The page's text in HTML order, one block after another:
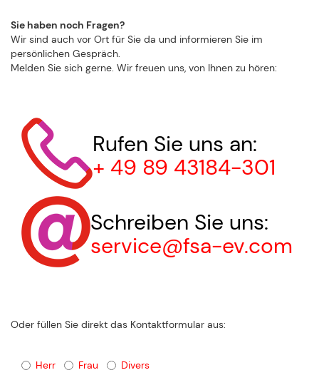
Sie haben noch Fragen?
Wir sind auch vor Ort für Sie da und informieren Sie im
persönlichen Gespräch.
Melden Sie sich gerne. Wir freuen uns, von Ihnen zu hören:
Rufen Sie uns an:
+ 49 89 43184-301
Schreiben Sie uns:
service@fsa-ev.com
Oder füllen Sie direkt das Kontaktformular aus:
Herr Frau Divers